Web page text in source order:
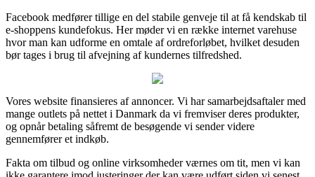
Facebook medfører tillige en del stabile genveje til at få kendskab til
e-shoppens kundefokus. Her møder vi en række internet varehuse
hvor man kan udforme en omtale af ordreforløbet, hvilket desuden
bør tages i brug til afvejning af kundernes tilfredshed.
Vores website finansieres af annoncer. Vi har samarbejdsaftaler med
mange outlets på nettet i Danmark da vi fremviser deres produkter,
og opnår betaling såfremt de besøgende vi sender videre
gennemfører et indkøb.
Fakta om tilbud og online virksomheder værnes om tit, men vi kan